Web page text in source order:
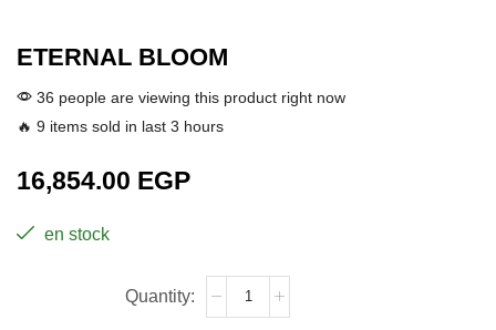
ETERNAL BLOOM
36 people are viewing this product right now
🔥 9 items sold in last 3 hours
16,854.00 EGP
en stock